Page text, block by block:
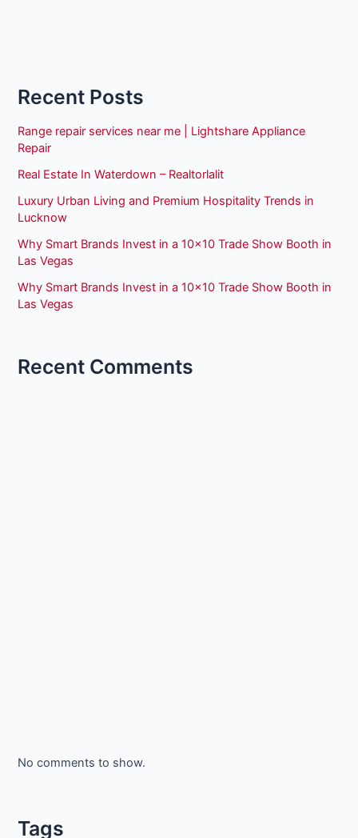
Recent Posts
Range repair services near me | Lightshare Appliance
Repair
Real Estate In Waterdown – Realtorlalit
Luxury Urban Living and Premium Hospitality Trends in
Lucknow
Why Smart Brands Invest in a 10×10 Trade Show Booth in
Las Vegas
Why Smart Brands Invest in a 10×10 Trade Show Booth in
Las Vegas
Recent Comments
No comments to show.
Tags